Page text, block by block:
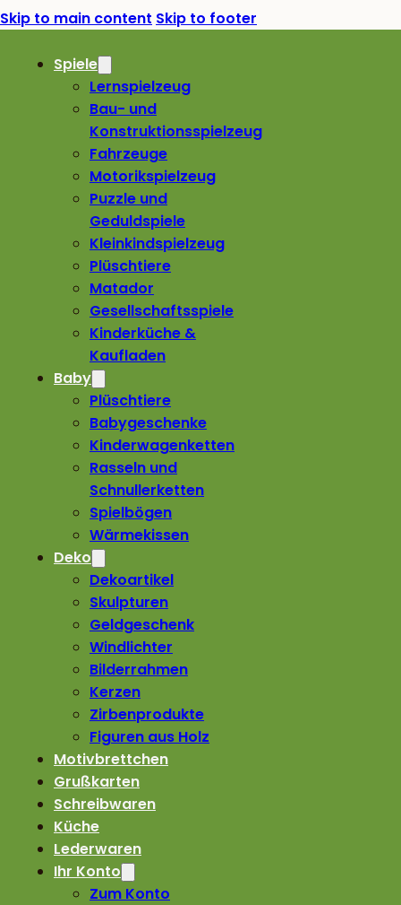
Skip to main content Skip to footer
Spiele
Lernspielzeug
Bau- und
Konstruktionsspielzeug
Fahrzeuge
Motorikspielzeug
Puzzle und
Geduldspiele
Kleinkindspielzeug
Plüschtiere
Matador
Gesellschaftsspiele
Kinderküche &
Kaufladen
Baby
Plüschtiere
Babygeschenke
Kinderwagenketten
Rasseln und
Schnullerketten
Spielbögen
Wärmekissen
Deko
Dekoartikel
Skulpturen
Geldgeschenk
Windlichter
Bilderrahmen
Kerzen
Zirbenprodukte
Figuren aus Holz
Motivbrettchen
Grußkarten
Schreibwaren
Küche
Lederwaren
Ihr Konto
Zum Konto